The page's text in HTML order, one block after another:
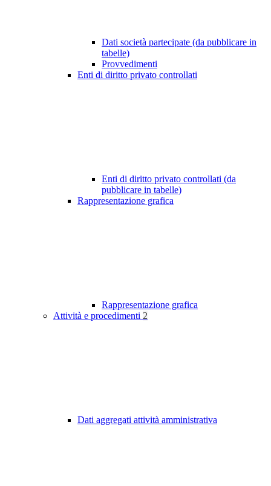
Dati società partecipate (da pubblicare in
tabelle)
Provvedimenti
Enti di diritto privato controllati
Enti di diritto privato controllati (da
pubblicare in tabelle)
Rappresentazione grafica
Rappresentazione grafica
Attività e procedimenti 2
Dati aggregati attività amministrativa